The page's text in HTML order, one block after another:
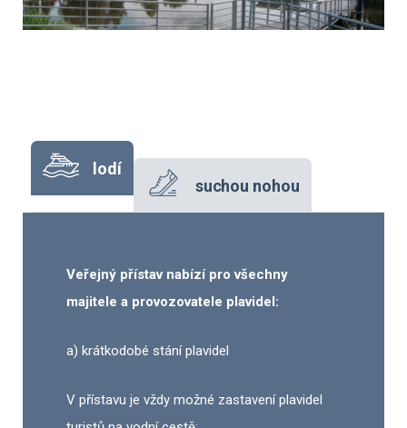
lodí
suchou nohou
Veřejný přístav nabízí pro všechny
majitele a provozovatele plavidel:
a) krátkodobé stání plavidel
V přístavu je vždy možné zastavení plavidel